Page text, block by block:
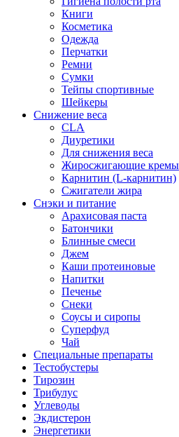
Книги
Косметика
Одежда
Перчатки
Ремни
Сумки
Тейпы спортивные
Шейкеры
Снижение веса
CLA
Диуретики
Для снижения веса
Жиросжигающие кремы
Карнитин (L-карнитин)
Сжигатели жира
Снэки и питание
Арахисовая паста
Батончики
Блинные смеси
Джем
Каши протеиновые
Напитки
Печенье
Снеки
Соусы и сиропы
Суперфуд
Чай
Специальные препараты
Тестобустеры
Тирозин
Трибулус
Углеводы
Экдистерон
Энергетики